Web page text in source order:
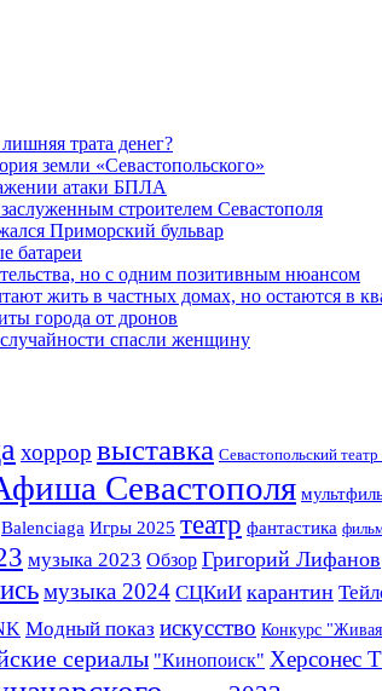
трата денег?
земли «Севастопольского»
атаки БПЛА
строителем Севастополя
Приморский бульвар
батареи
но с одним позитивным нюансом
жить в частных домах, но остаются в
города от дронов
спасли женщину
хоррор выставка Севастопольский
Севастополя
Balenciaga Игры 2025 театр фантастика
музыка 2023 Обзор Григорий Лифанов
музыка 2024 СЦКиИ карантин
Модный показ искусство Конкурс "Живая
сериалы "Кинопоиск" Херсонес